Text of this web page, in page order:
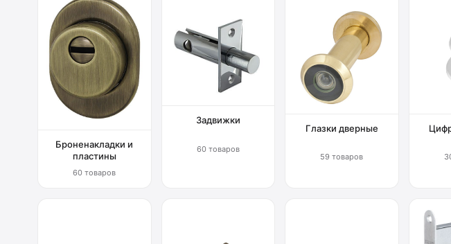
Броненакладки и
пластины
60 товаров
Задвижки
60 товаров
Глазки дверные
59 товаров